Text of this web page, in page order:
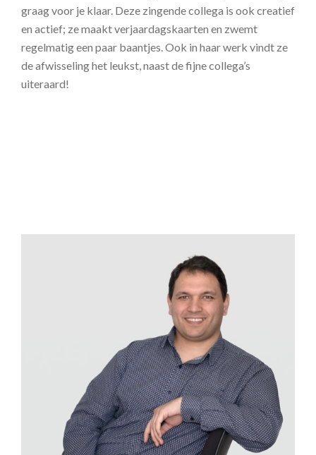
graag voor je klaar. Deze zingende collega is ook creatief
en actief; ze maakt verjaardagskaarten en zwemt
regelmatig een paar baantjes. Ook in haar werk vindt ze
de afwisseling het leukst, naast de fijne collega’s
uiteraard!